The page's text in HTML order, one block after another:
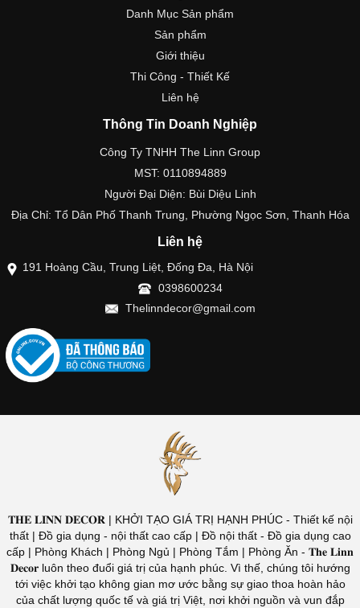
Danh Mục Sản phẩm
Sản phẩm
Giới thiệu
Thi Công - Thiết Kế
Liên hệ
Thông Tin Doanh Nghiệp
Công Ty TNHH The Linn Group
MST: 0110894889
Người Đại Diện: Bùi Diệu Linh
Địa Chỉ: Tổ Dân Phố Thanh Trung, Phường Ngọc Sơn, Thanh Hóa
Liên hệ
191 Hoàng Cầu, Trung Liệt, Đống Đa, Hà Nội
0398600234
Thelinndecor@gmail.com
𝐓𝐇𝐄 𝐋𝐈𝐍𝐍 𝐃𝐄𝐂𝐎𝐑 | KHỞI TẠO GIÁ TRỊ HẠNH PHÚC - Thiết kế nội
thất | Đồ gia dụng - nội thất cao cấp | Đồ nội thất - Đồ gia dụng cao
cấp | Phòng Khách | Phòng Ngủ | Phòng Tắm | Phòng Ăn - 𝐓𝐡𝐞 𝐋𝐢𝐧𝐧
𝐃𝐞𝐜𝐨𝐫 luôn theo đuổi giá trị của hạnh phúc. Vì thế, chúng tôi hướng
tới việc khởi tạo không gian mơ ước bằng sự giao thoa hoàn hảo
của chất lượng quốc tế và giá trị Việt, nơi khởi nguồn và vun đắp